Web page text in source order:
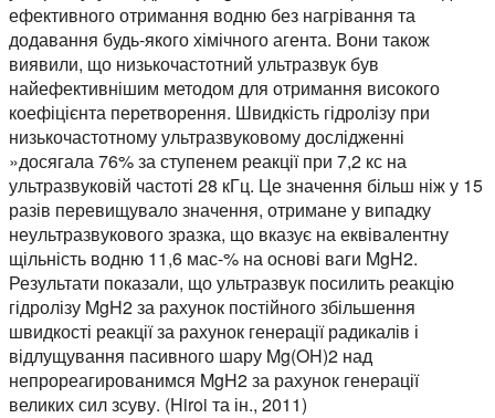
ефективного отримання водню без нагрівання та
додавання будь-якого хімічного агента. Вони також
виявили, що низькочастотний ультразвук був
найефективнішим методом для отримання високого
коефіцієнта перетворення. Швидкість гідролізу при
низькочастотному ультразвуковому дослідженні
»досягала 76% за ступенем реакції при 7,2 кс на
ультразвуковій частоті 28 кГц. Це значення більш ніж у 15
разів перевищувало значення, отримане у випадку
неультразвукового зразка, що вказує на еквівалентну
щільність водню 11,6 мас-% на основі ваги MgH2.
Результати показали, що ультразвук посилить реакцію
гідролізу MgH2 за рахунок постійного збільшення
швидкості реакції за рахунок генерації радикалів і
відлущування пасивного шару Mg(OH)2 над
непрореагированимся MgH2 за рахунок генерації
великих сил зсуву. (Hiroi та ін., 2011)